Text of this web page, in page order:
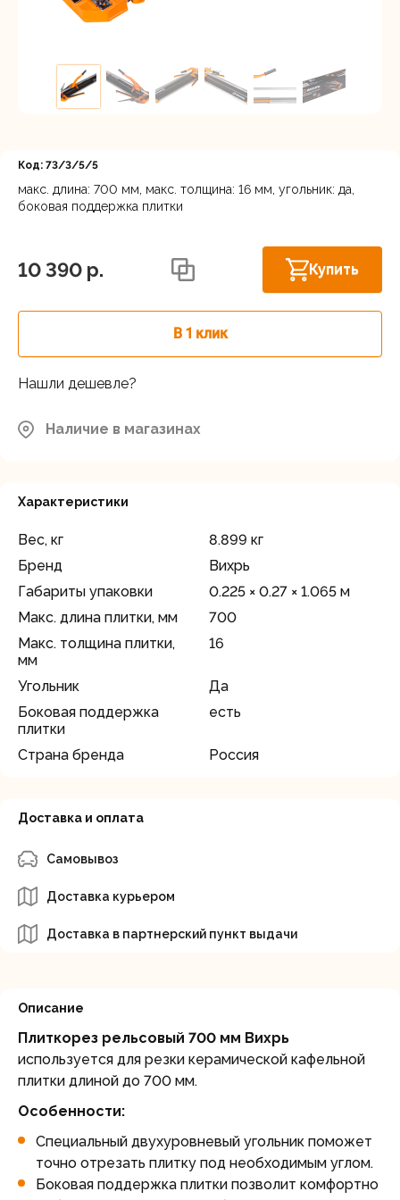
Код: 73/3/5/5
макс. длина: 700 мм, макс. толщина: 16 мм, угольник: да,
боковая поддержка плитки
10 390 p. Купить
В 1 клик
Нашли дешевле?
Наличие в магазинах
продаже
Осталось
несколько
район, д.Грибки, ул. Промышленная
Характеристики
Вес, кг
8.899 кг
Бренд
Вихрь
Габариты упаковки
0.225 × 0.27 × 1.065 м
Макс. длина плитки, мм
700
Макс. толщина плитки,
мм
16
Угольник
Да
Боковая поддержка
плитки
есть
Страна бренда Россия
Доставка и оплата
Самовывоз
Доставка курьером
Доставка в партнерский пункт выдачи
Описание
Плиткорез рельсовый 700 мм Вихрь
используется для резки керамической кафельной
плитки длиной до 700 мм.
Особенности:
Специальный двухуровневый угольник поможет
точно отрезать плитку под необходимым углом.
Боковая поддержка плитки позволит комфортно